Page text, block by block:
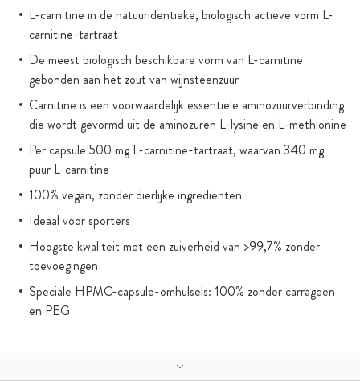
L-carnitine in de natuuridentieke, biologisch actieve vorm L-
carnitine-tartraat
De meest biologisch beschikbare vorm van L-carnitine
gebonden aan het zout van wijnsteenzuur
Carnitine is een voorwaardelijk essentiële aminozuurverbinding
die wordt gevormd uit de aminozuren L-lysine en L-methionine
Per capsule 500 mg L-carnitine-tartraat, waarvan 340 mg
puur L-carnitine
100% vegan, zonder dierlijke ingrediënten
Ideaal voor sporters
Hoogste kwaliteit met een zuiverheid van >99,7% zonder
toevoegingen
Speciale HPMC-capsule-omhulsels: 100% zonder carrageen
en PEG